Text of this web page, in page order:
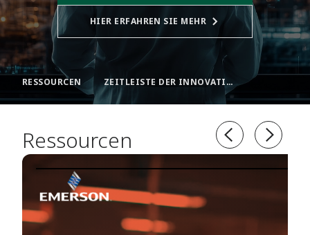
HIER ERFAHREN SIE MEHR
RESSOURCEN ZEITLEISTE DER INNOVATIONEN
Ressourcen